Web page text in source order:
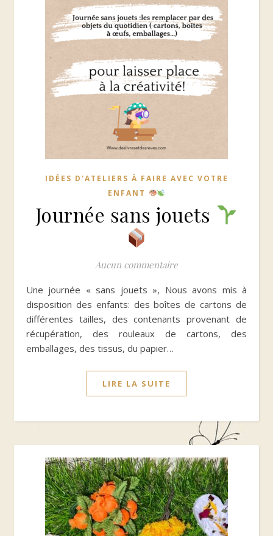
IDÉES D'ATELIERS À FAIRE AVEC VOTRE
ENFANT
Journée sans jouets
Aucun commentaire
Une journée « sans jouets », Nous avons mis à
disposition des enfants: des boîtes de cartons de
différentes tailles, des contenants provenant de
récupération, des rouleaux de cartons, des
emballages, des tissus, du papier…
LIRE LA SUITE